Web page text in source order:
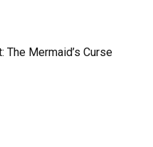
The Mermaid’s Curse